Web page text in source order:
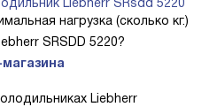
Liebherr SRsdd 5220
нагрузка (сколько кг.)
SRSDD 5220?
Liebherr